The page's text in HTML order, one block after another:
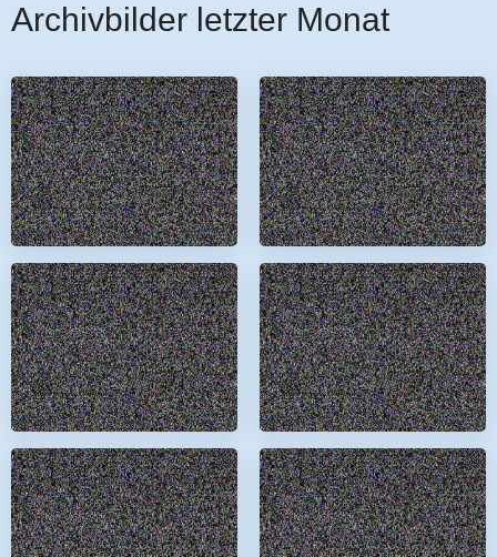
Archivbilder letzter Monat